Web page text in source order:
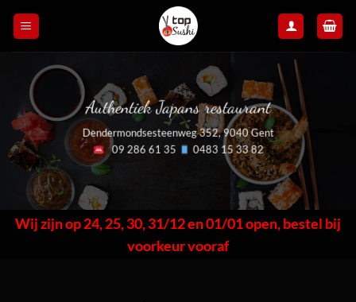
content
Authentiek Japans restaurant
Dendermondsesteenweg 352, 9040 Gent
09 286 61 35
0483 15 33 82
Wij zijn op 24, 25, 30, 31/12 en 01/01 open, bestel bij
voorkeur vooraf